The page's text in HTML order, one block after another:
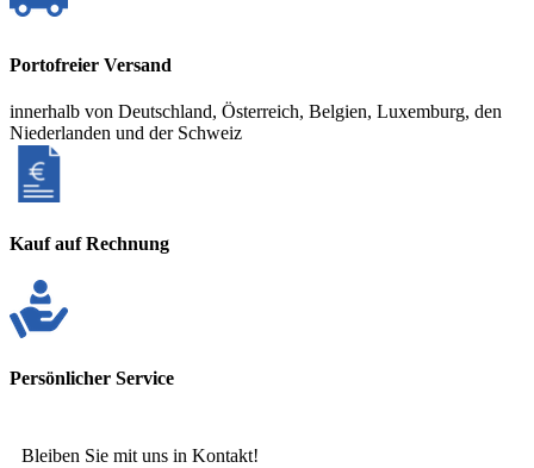
Portofreier Versand
innerhalb von Deutschland, Österreich, Belgien, Luxemburg, den
Niederlanden und der Schweiz
Kauf auf Rechnung
Persönlicher Service
Bleiben Sie mit uns in Kontakt!